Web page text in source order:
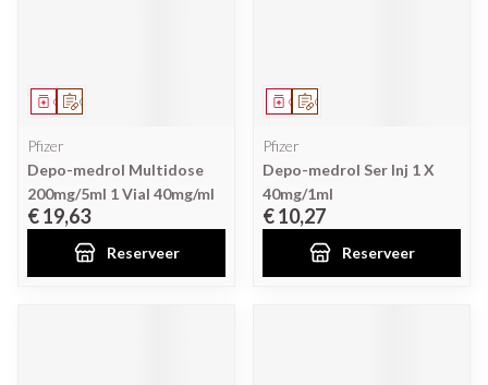
Op voorschrift
Geneesmiddel
Pfizer
Depo-medrol Multidose
200mg/5ml 1 Vial 40mg/ml
€ 19,63
Reserveer
Op voorschrift
Geneesmiddel
Pfizer
Depo-medrol Ser Inj 1 X
40mg/1ml
€ 10,27
Reserveer